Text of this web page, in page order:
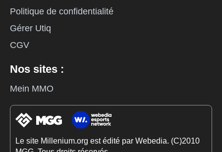
Politique de confidentialité
Gérer Utiq
CGV
Nos sites :
Mein MMO
Le site Millenium.org est édité par Webedia. (C)2010